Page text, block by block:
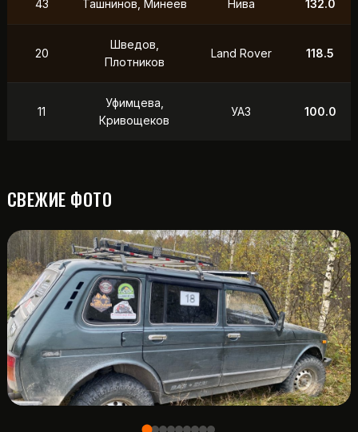
43 Ташнинов, Минеев Нива 132.0
20
Шведов,
Плотников
Land Rover 118.5
11
Уфимцева,
Кривощеков
УАЗ 100.0
СВЕЖИЕ ФОТО